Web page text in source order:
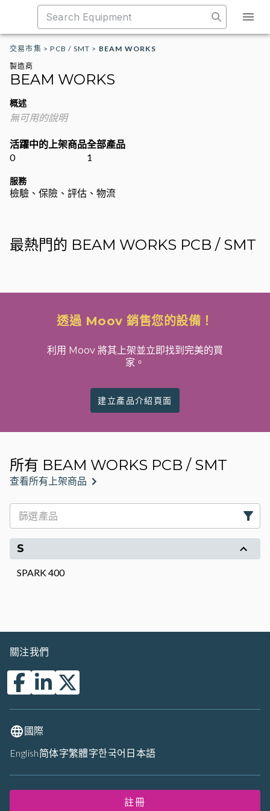
交易市集 >PCB / SMT > BEAM WORKS
製造商
BEAM WORKS
概述
無可用的說明
活躍中的上架商品
0
全部產品
1
服務
檢驗、保險、評估、物流
最熱門的 BEAM WORKS PCB / SMT
透過 Moov 銷售您的設備！
利用 Moov 將其上架並立即找到完美的買
家。
建立產品介紹頁面
所有 BEAM WORKS PCB / SMT
查看所有上架商品
S
SPARK 400
關注我們
國際
English简体字繁體字한국어 日本語
註冊